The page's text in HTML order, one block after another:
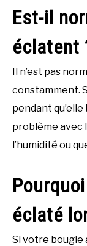
Est-il
éclatent
Il n’est pas
constamment.
pendant
problème avec
l’humidité ou
éclaté
Si votre bougie